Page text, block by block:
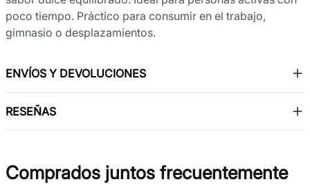
poco tiempo. Práctico para consumir en el trabajo,
gimnasio o desplazamientos.
ENVÍOS Y DEVOLUCIONES
RESEÑAS
Comprados juntos frecuentemente